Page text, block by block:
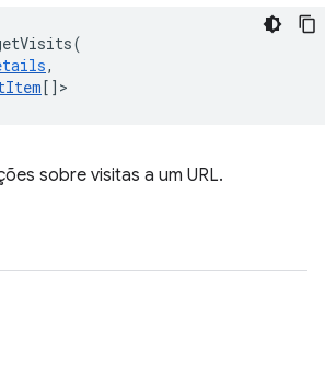
(
,
[] >
sobre visitas a um URL.